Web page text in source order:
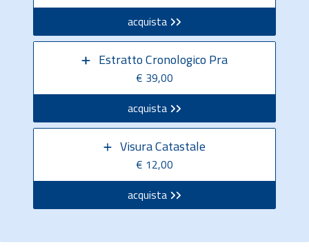
acquista
Estratto Cronologico Pra
€ 39,00
acquista
Visura Catastale
€ 12,00
acquista